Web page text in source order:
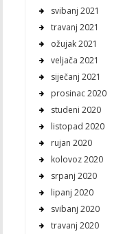
svibanj 2021
travanj 2021
ožujak 2021
veljača 2021
siječanj 2021
prosinac 2020
studeni 2020
listopad 2020
rujan 2020
kolovoz 2020
srpanj 2020
lipanj 2020
svibanj 2020
travanj 2020